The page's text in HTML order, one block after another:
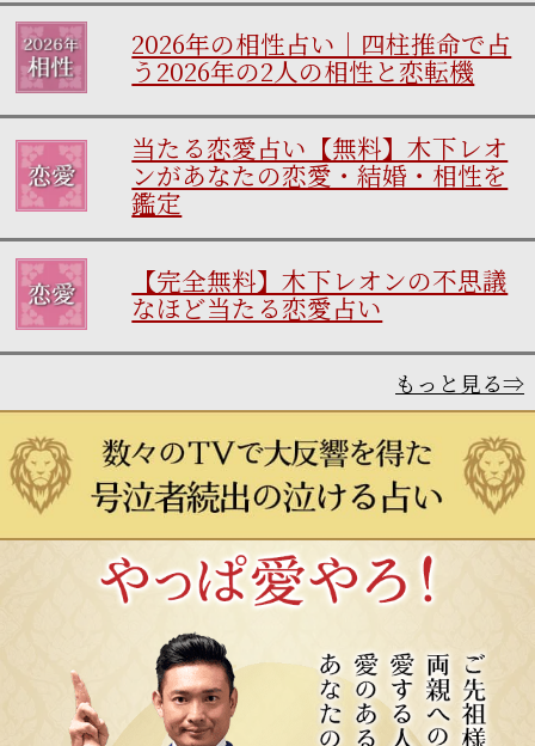
2026年の相性占い｜四柱推命で占
う2026年の2人の相性と恋転機
当たる恋愛占い【無料】木下レオ
ンがあなたの恋愛・結婚・相性を
鑑定
【完全無料】木下レオンの不思議
なほど当たる恋愛占い
もっと見る⇒